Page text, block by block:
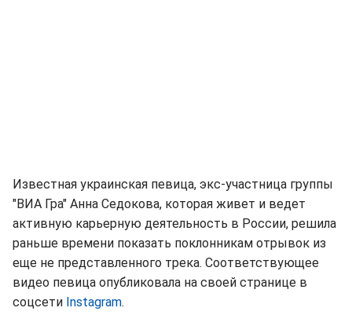
Известная украинская певица, экс-участница группы
"ВИА Гра" Анна Седокова, которая живет и ведет
активную карьерную деятельность в России, решила
раньше времени показать поклонникам отрывок из
еще не представленного трека. Соответствующее
видео певица опубликовала на своей странице в
соцсети Instagram.